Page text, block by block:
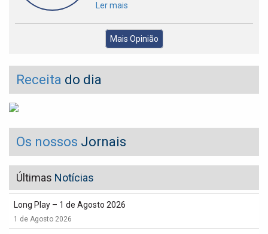
Ler mais
Mais Opinião
Receita do dia
Os nossos Jornais
Últimas Notícias
Long Play – 1 de Agosto 2026
1 de Agosto 2026